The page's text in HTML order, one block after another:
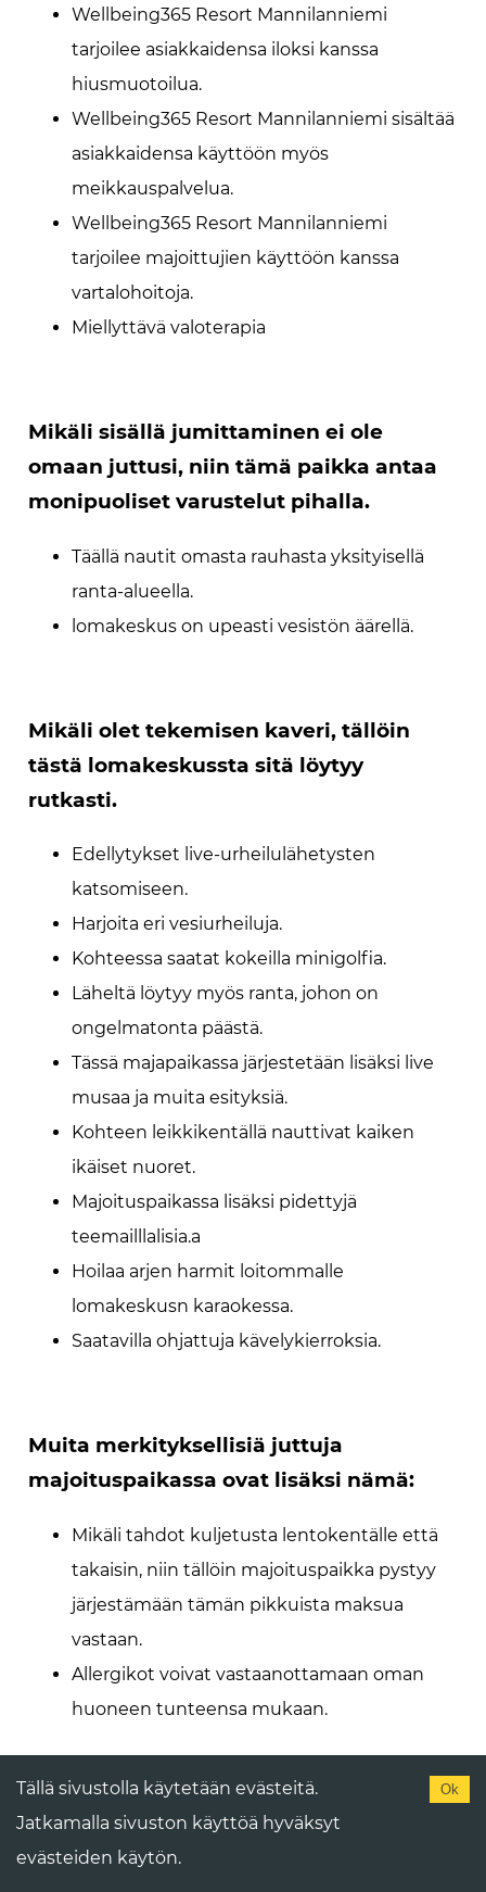
Wellbeing365 Resort Mannilanniemi
tarjoilee asiakkaidensa iloksi kanssa
hiusmuotoilua.
Wellbeing365 Resort Mannilanniemi sisältää
asiakkaidensa käyttöön myös
meikkauspalvelua.
Wellbeing365 Resort Mannilanniemi
tarjoilee majoittujien käyttöön kanssa
vartalohoitoja.
Miellyttävä valoterapia
Mikäli sisällä jumittaminen ei ole
omaan juttusi, niin tämä paikka antaa
monipuoliset varustelut pihalla.
Täällä nautit omasta rauhasta yksityisellä
ranta-alueella.
lomakeskus on upeasti vesistön äärellä.
Mikäli olet tekemisen kaveri, tällöin
tästä lomakeskussta sitä löytyy
rutkasti.
Edellytykset live-urheilulähetysten
katsomiseen.
Harjoita eri vesiurheiluja.
Kohteessa saatat kokeilla minigolfia.
Läheltä löytyy myös ranta, johon on
ongelmatonta päästä.
Tässä majapaikassa järjestetään lisäksi live
musaa ja muita esityksiä.
Kohteen leikkikentällä nauttivat kaiken
ikäiset nuoret.
Majoituspaikassa lisäksi pidettyjä
teemailllalisia.a
Hoilaa arjen harmit loitommalle
lomakeskusn karaokessa.
Saatavilla ohjattuja kävelykierroksia.
Muita merkityksellisiä juttuja
majoituspaikassa ovat lisäksi nämä:
Mikäli tahdot kuljetusta lentokentälle että
takaisin, niin tällöin majoituspaikka pystyy
järjestämään tämän pikkuista maksua
vastaan.
Allergikot voivat vastaanottamaan oman
huoneen tunteensa mukaan.
Tässä paikassa ei olla todellakaan
unohdettu lapsia, sitä vastoin lapsille
Tällä sivustolla käytetään evästeitä.
Jatkamalla sivuston käyttöä hyväksyt
evästeiden käytön.
Ok